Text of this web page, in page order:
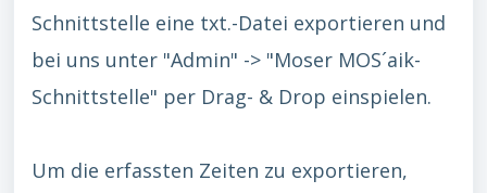
Schnittstelle eine txt.-Datei exportieren und
bei uns unter "Admin" -> "Moser MOS´aik-
Schnittstelle" per Drag- & Drop einspielen.
Um die erfassten Zeiten zu exportieren,